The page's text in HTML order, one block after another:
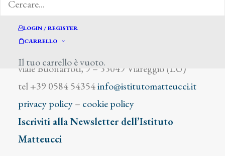
LOGIN / REGISTER
CARRELLO
Il tuo carrello è vuoto.
viale Buonarroti, 9 – 55049 Viareggio (LU)
tel +39 0584 54354info@istitutomatteucci.it
privacy policy– cookie policy
Iscriviti alla Newsletter dell’Istituto
Matteucci